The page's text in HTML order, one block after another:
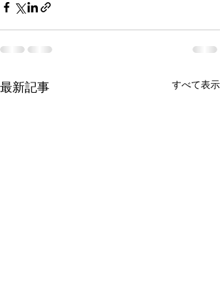
最新記事 すべて表示